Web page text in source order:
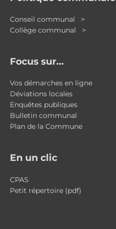
Conseil communal >
Collège communal >
Focus sur…
Vos démarches en ligne
Déviations locales
Enquêtes publiques
Bulletin communal
Plan de la Commune
En un clic
CPAS
Petit répertoire (pdf)